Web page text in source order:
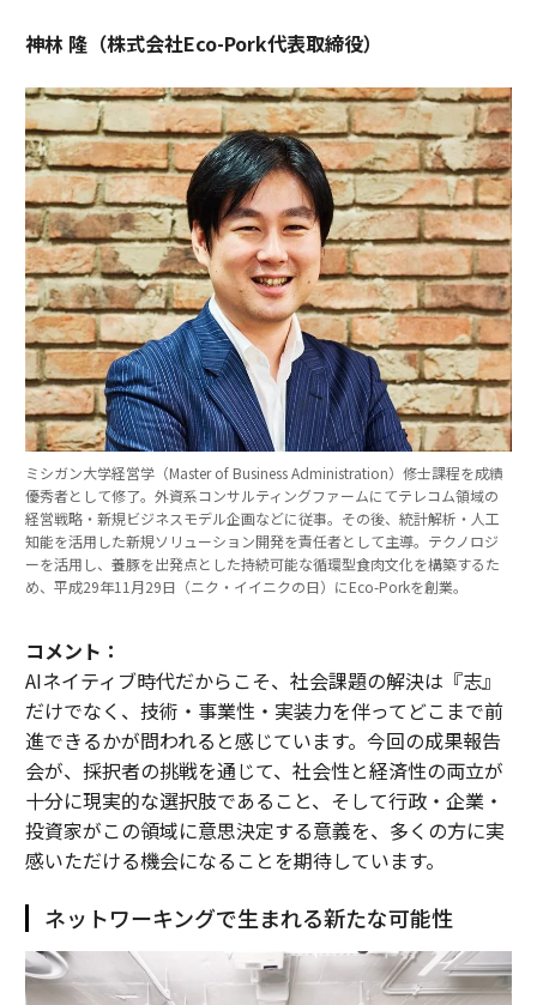
神林 隆（株式会社Eco-Pork代表取締役）
ミシガン大学経営学（Master of Business Administration）修士課程を成績
優秀者として修了。外資系コンサルティングファームにてテレコム領域の
経営戦略・新規ビジネスモデル企画などに従事。その後、統計解析・人工
知能を活用した新規ソリューション開発を責任者として主導。テクノロジ
ーを活用し、養豚を出発点とした持続可能な循環型食肉文化を構築するた
め、平成29年11月29日（ニク・イイニクの日）にEco-Porkを創業。
コメント：
AIネイティブ時代だからこそ、社会課題の解決は『志』
だけでなく、技術・事業性・実装力を伴ってどこまで前
進できるかが問われると感じています。今回の成果報告
会が、採択者の挑戦を通じて、社会性と経済性の両立が
十分に現実的な選択肢であること、そして行政・企業・
投資家がこの領域に意思決定する意義を、多くの方に実
感いただける機会になることを期待しています。
ネットワーキングで生まれる新たな可能性